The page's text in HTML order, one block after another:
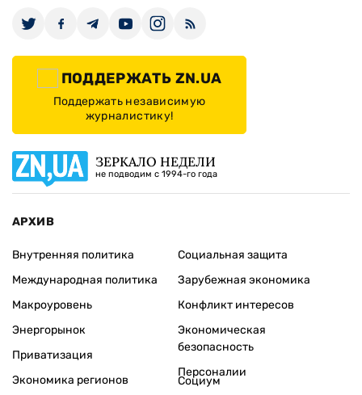
ПОДДЕРЖАТЬ ZN.UA
Поддержать независимую
журналистику!
ЗЕРКАЛО НЕДЕЛИ
не подводим с 1994-го года
АРХИВ
Внутренняя политика
Международная политика
Макроуровень
Энергорынок
Приватизация
Экономика регионов
Социальная защита
Зарубежная экономика
Конфликт интересов
Экономическая
безопасность
Персоналии
Социум